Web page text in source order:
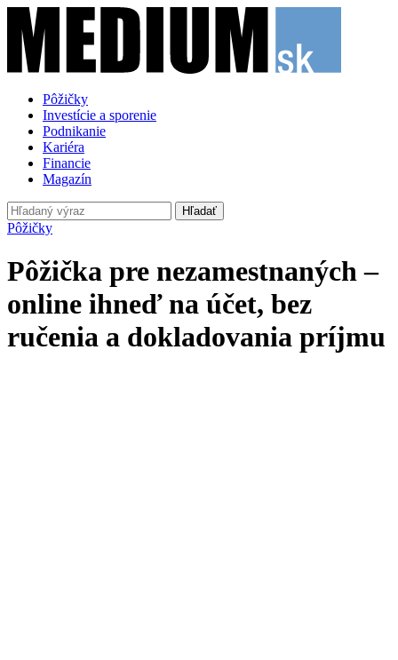
Pôžičky
Investície a sporenie
Podnikanie
Kariéra
Financie
Magazín
Hľadať
Pôžičky
Pôžička pre nezamestnaných –
online ihneď na účet, bez
ručenia a dokladovania príjmu